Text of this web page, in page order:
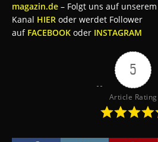
magazin.de – Folgt uns auf
Kanal HIER oder werdet Follower
auf FACEBOOK oder INSTAGRAM
5
Article Rating